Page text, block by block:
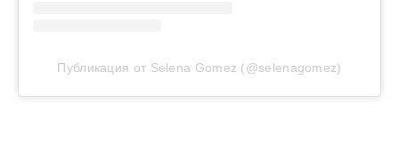
Публикация от Selena Gomez (@selenagomez)